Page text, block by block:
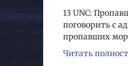
13 UNC:
поговорить с
пропавших
Читать